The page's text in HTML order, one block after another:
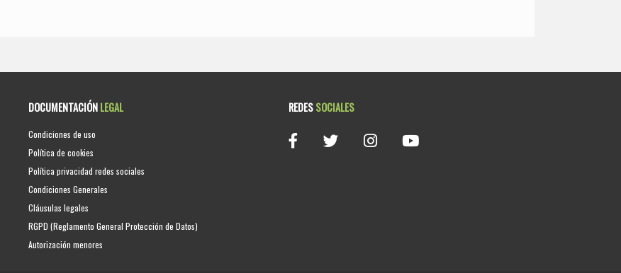
DOCUMENTACIÓNLEGAL
Condiciones de uso
Política de cookies
Política privacidad redes sociales
Condiciones Generales
Cláusulas legales
RGPD (Reglamento General Protección de Datos)
Autorización menores
REDESSOCIALES